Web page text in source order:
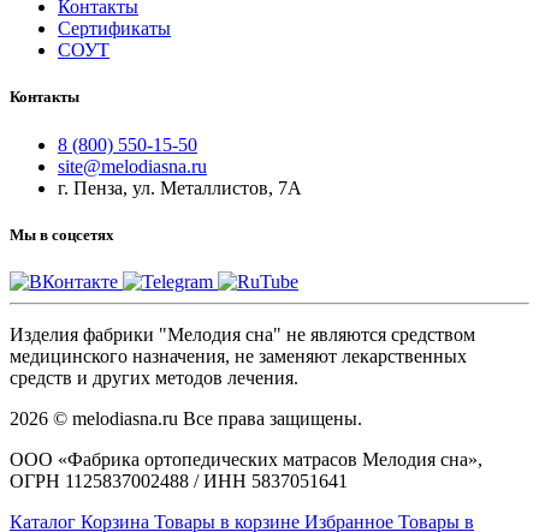
Контакты
Сертификаты
СОУТ
Контакты
8 (800) 550-15-50
site@melodiasna.ru
г. Пенза, ул. Металлистов, 7А
Мы в соцсетях
Изделия фабрики "Мелодия сна" не являются средством
медицинского назначения, не заменяют лекарственных
средств и других методов лечения.
2026 © melodiasna.ru Все права защищены.
ООО «Фабрика ортопедических матрасов Мелодия сна»,
ОГРН 1125837002488 / ИНН 5837051641
Каталог Корзина Товары в корзине Избранное Товары в